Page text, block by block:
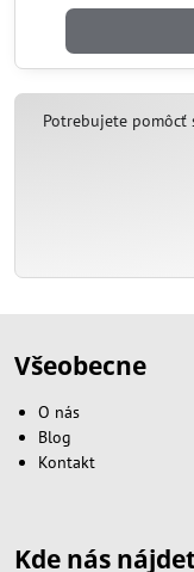
Potrebujete
Všeobecne
O nás
Blog
Kontakt
Kde nás